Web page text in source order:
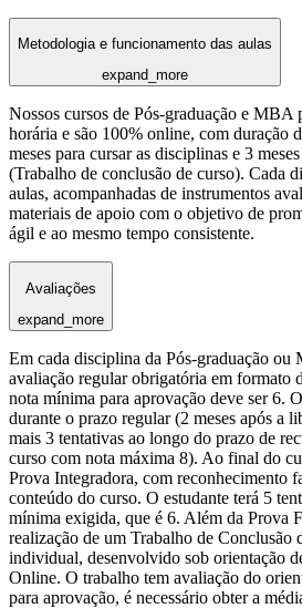
Metodologia e funcionamento das aulas
expand_more
Nossos cursos de Pós-graduação e MBA
horária e são 100% online, com duração
meses para cursar as disciplinas e 3
(Trabalho de conclusão de curso). Cada
aulas, acompanhadas de instrumentos
materiais de apoio com o objetivo de
ágil e ao mesmo tempo consistente.
Avaliações
expand_more
Em cada disciplina da Pós-graduação ou
avaliação regular obrigatória em formato
nota mínima para aprovação deve ser 6.
durante o prazo regular (2 meses após a
mais 3 tentativas ao longo do prazo de
curso com nota máxima 8). Ao final do
Prova Integradora, com reconhecimento
conteúdo do curso. O estudante terá 5
mínima exigida, que é 6. Além da Prova
realização de um Trabalho de Conclusão
individual, desenvolvido sob orientação
Online. O trabalho tem avaliação do
para aprovação, é necessário obter a